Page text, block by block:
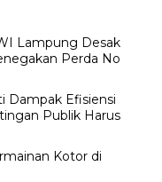
Lampung Desak
Perda No
Dampak Efisiensi
Publik Harus
Kotor di